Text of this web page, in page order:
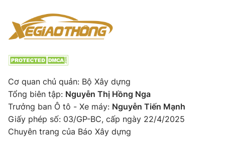
Cơ quan chủ quản: Bộ Xây dựng
Tổng biên tập: Nguyễn Thị Hồng Nga
Trưởng ban Ô tô - Xe máy: Nguyễn Tiến Mạnh
Giấy phép số: 03/GP-BC, cấp ngày 22/4/2025
Chuyên trang của Báo Xây dựng